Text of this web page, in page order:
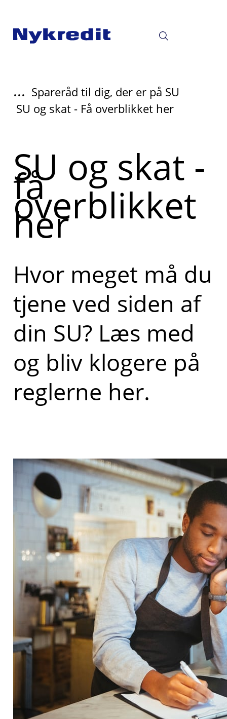
... Spareråd til dig, der er på SU
SU og skat - Få overblikket her
SU og skat -
få
overblikket
her
Hvor meget må du
tjene ved siden af
din SU? Læs med
og bliv klogere på
reglerne her.